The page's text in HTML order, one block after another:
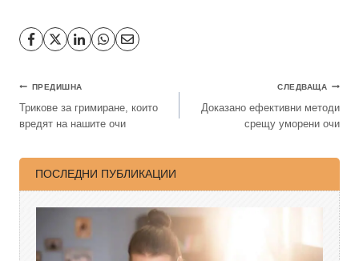
ПРЕДИШНА
Трикове за гримиране, които
вредят на нашите очи
СЛЕДВАЩА
Доказано ефективни методи
срещу уморени очи
ПОСЛЕДНИ ПУБЛИКАЦИИ